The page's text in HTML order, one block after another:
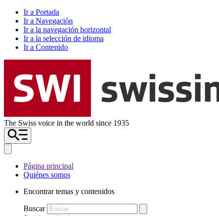
Ir a Portada
Ir a Navegación
Ir a la navegación horizontal
Ir a la selección de idioma
Ir a Contenido
The Swiss voice in the world since 1935
Página principal
Quiénes somos
Encontrar temas y contenidos
Buscar